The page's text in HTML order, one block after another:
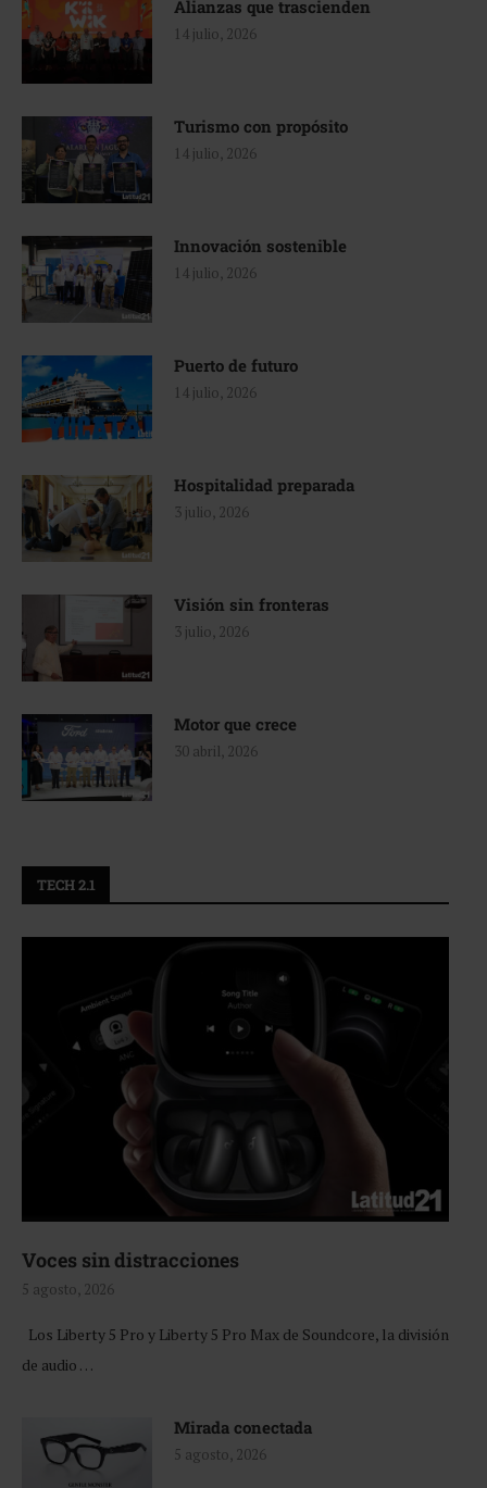
Alianzas que trascienden
14 julio, 2026
Turismo con propósito
14 julio, 2026
Innovación sostenible
14 julio, 2026
Puerto de futuro
14 julio, 2026
Hospitalidad preparada
3 julio, 2026
Visión sin fronteras
3 julio, 2026
Motor que crece
30 abril, 2026
TECH 2.1
Voces sin distracciones
5 agosto, 2026
Los Liberty 5 Pro y Liberty 5 Pro Max de Soundcore, la división
de audio …
Mirada conectada
5 agosto, 2026